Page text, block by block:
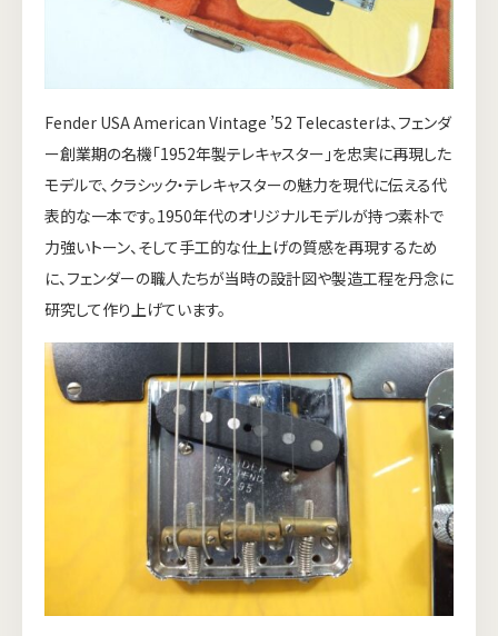
Fender USA American Vintage ’52 Telecasterは、フェンダ
ー創業期の名機「1952年製テレキャスター」を忠実に再現した
モデルで、クラシック・テレキャスターの魅力を現代に伝える代
表的な一本です。1950年代のオリジナルモデルが持つ素朴で
力強いトーン、そして手工的な仕上げの質感を再現するため
に、フェンダーの職人たちが当時の設計図や製造工程を丹念に
研究して作り上げています。